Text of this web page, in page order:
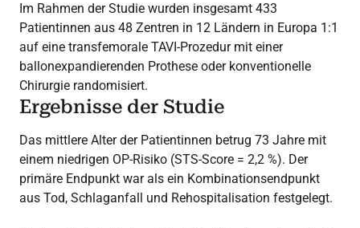
Im Rahmen der Studie wurden insgesamt 433
Patientinnen aus 48 Zentren in 12 Ländern in Europa 1:1
auf eine transfemorale TAVI-Prozedur mit einer
ballonexpandierenden Prothese oder konventionelle
Chirurgie randomisiert.
Ergebnisse der Studie
Das mittlere Alter der Patientinnen betrug 73 Jahre mit
einem niedrigen OP-Risiko (STS-Score = 2,2 %). Der
primäre Endpunkt war als ein Kombinationsendpunkt
aus Tod, Schlaganfall und Rehospitalisation festgelegt.